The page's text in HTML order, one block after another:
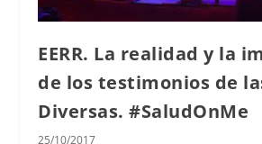
EERR. La realidad y la
de los testimonios de
Diversas. #SaludOnMe
25/10/2017